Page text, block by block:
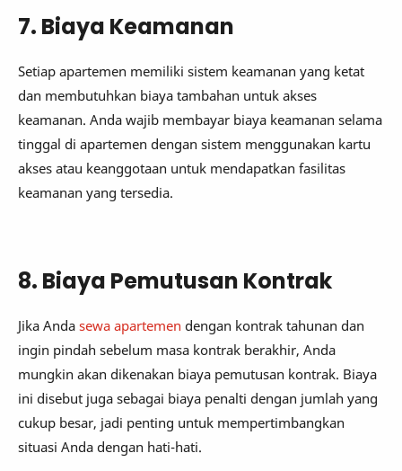
7. Biaya Keamanan
Setiap apartemen memiliki sistem keamanan yang ketat
dan membutuhkan biaya tambahan untuk akses
keamanan. Anda wajib membayar biaya keamanan selama
tinggal di apartemen dengan sistem menggunakan kartu
akses atau keanggotaan untuk mendapatkan fasilitas
keamanan yang tersedia.
8. Biaya Pemutusan Kontrak
Jika Anda sewa apartemen dengan kontrak tahunan dan
ingin pindah sebelum masa kontrak berakhir, Anda
mungkin akan dikenakan biaya pemutusan kontrak. Biaya
ini disebut juga sebagai biaya penalti dengan jumlah yang
cukup besar, jadi penting untuk mempertimbangkan
situasi Anda dengan hati-hati.